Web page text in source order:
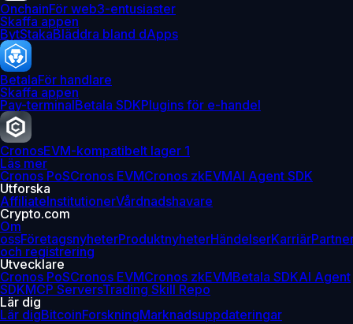
OnchainFör web3-entusiaster
Skaffa appen
BytStakaBläddra bland dApps
BetalaFör handlare
Skaffa appen
Pay-terminalBetala SDKPlugins för e-handel
CronosEVM-kompatibelt lager 1
Läs mer
Cronos PoSCronos EVMCronos zkEVMAI Agent SDK
Utforska
AffiliateInstitutionerVårdnadshavare
Crypto.com
Om
ossFöretagsnyheterProduktnyheterHändelserKarriär
och registrering
Utvecklare
Cronos PoSCronos EVMCronos zkEVMBetala SDKAI Agent
SDKMCP ServersTrading Skill Repo
Lär dig
Lär digBitcoinForskningMarknadsuppdateringar